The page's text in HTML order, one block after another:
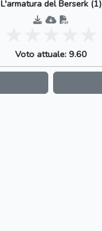
L'armatura del Berserk (1)
Voto attuale: 9.60